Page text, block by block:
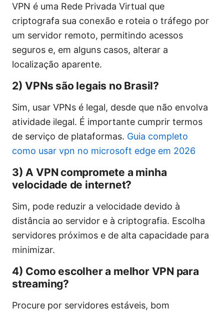
VPN é uma Rede Privada Virtual que
criptografa sua conexão e roteia o tráfego por
um servidor remoto, permitindo acessos
seguros e, em alguns casos, alterar a
localização aparente.
2) VPNs são legais no Brasil?
Sim, usar VPNs é legal, desde que não envolva
atividade ilegal. É importante cumprir termos
de serviço de plataformas. Guia completo
como usar vpn no microsoft edge em 2026
3) A VPN compromete a minha
velocidade de internet?
Sim, pode reduzir a velocidade devido à
distância ao servidor e à criptografia. Escolha
servidores próximos e de alta capacidade para
minimizar.
4) Como escolher a melhor VPN para
streaming?
Procure por servidores estáveis, bom